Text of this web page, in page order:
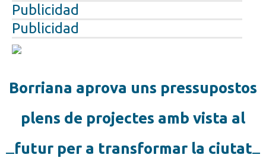
Publicidad
Publicidad
Borriana aprova uns pressupostos
plens de projectes amb vista al
futur per a transformar la ciutat